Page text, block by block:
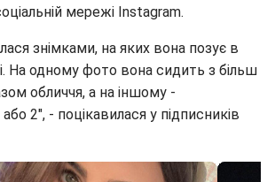
мережі Instagram.
знімками, на яких вона позує в
На одному фото вона сидить з більш
обличчя, а на іншому -
2", - поцікавилася у підписників